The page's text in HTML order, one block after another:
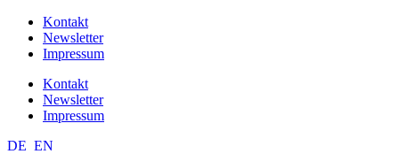
Kontakt
Newsletter
Impressum
Kontakt
Newsletter
Impressum
DE EN